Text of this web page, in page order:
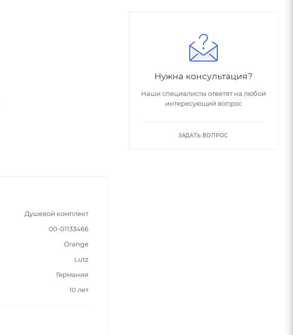
Душевой комплект
00-01133466
Orange
Lutz
Германия
10 лет
Нужна консультация?
Наши специалисты ответят на любой
интересующий вопрос
ЗАДАТЬ ВОПРОС